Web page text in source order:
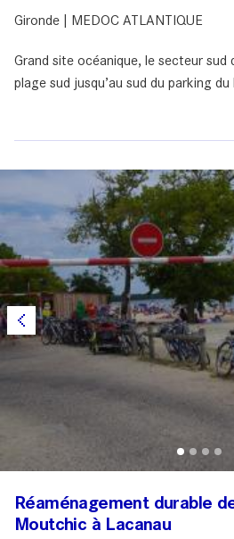
Gironde | MEDOC ATLANTIQUE
Grand site océanique, le secteur sud
plage sud jusqu’au sud du parking du
Réaménagement durable
Moutchic à Lacanau